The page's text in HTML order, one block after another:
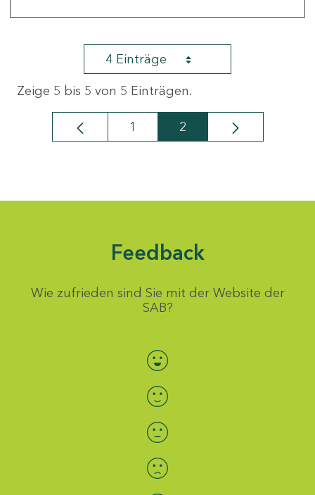
4 Einträge
Zeige 5 bis 5 von 5 Einträgen.
Seite
1 Seite
2
Feedback
Wie zufrieden sind Sie mit der Website der
SAB?
Bewertung auswählen